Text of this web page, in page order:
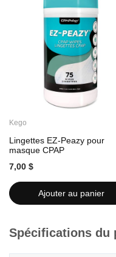
Kego
Lingettes EZ-Peazy pour
masque CPAP
7,00 $
Ajouter au panier
Spécifications du